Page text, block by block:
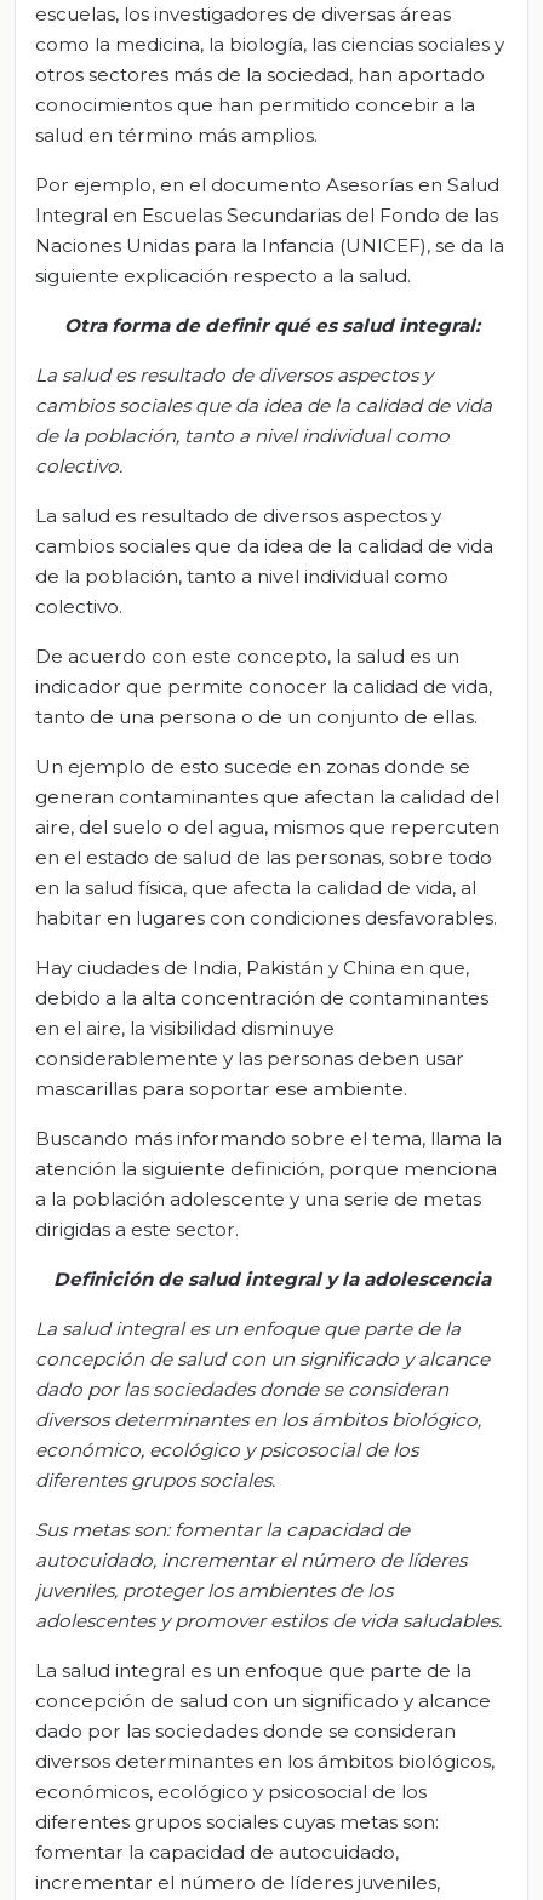
escuelas, los investigadores de diversas áreas
como la medicina, la biología, las ciencias sociales y
otros sectores más de la sociedad, han aportado
conocimientos que han permitido concebir a la
salud en término más amplios.
Por ejemplo, en el documento Asesorías en Salud
Integral en Escuelas Secundarias del Fondo de las
Naciones Unidas para la Infancia (UNICEF), se da la
siguiente explicación respecto a la salud.
Otra forma de definir qué es salud integral:
La salud es resultado de diversos aspectos y
cambios sociales que da idea de la calidad de vida
de la población, tanto a nivel individual como
colectivo.
La salud es resultado de diversos aspectos y
cambios sociales que da idea de la calidad de vida
de la población, tanto a nivel individual como
colectivo.
De acuerdo con este concepto, la salud es un
indicador que permite conocer la calidad de vida,
tanto de una persona o de un conjunto de ellas.
Un ejemplo de esto sucede en zonas donde se
generan contaminantes que afectan la calidad del
aire, del suelo o del agua, mismos que repercuten
en el estado de salud de las personas, sobre todo
en la salud física, que afecta la calidad de vida, al
habitar en lugares con condiciones desfavorables.
Hay ciudades de India, Pakistán y China en que,
debido a la alta concentración de contaminantes
en el aire, la visibilidad disminuye
considerablemente y las personas deben usar
mascarillas para soportar ese ambiente.
Buscando más informando sobre el tema, llama la
atención la siguiente definición, porque menciona
a la población adolescente y una serie de metas
dirigidas a este sector.
Definición de salud integral y la adolescencia
La salud integral es un enfoque que parte de la
concepción de salud con un significado y alcance
dado por las sociedades donde se consideran
diversos determinantes en los ámbitos biológico,
económico, ecológico y psicosocial de los
diferentes grupos sociales.
Sus metas son: fomentar la capacidad de
autocuidado, incrementar el número de líderes
juveniles, proteger los ambientes de los
adolescentes y promover estilos de vida saludables.
La salud integral es un enfoque que parte de la
concepción de salud con un significado y alcance
dado por las sociedades donde se consideran
diversos determinantes en los ámbitos biológicos,
económicos, ecológico y psicosocial de los
diferentes grupos sociales cuyas metas son:
fomentar la capacidad de autocuidado,
incrementar el número de líderes juveniles,